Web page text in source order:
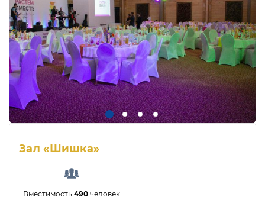
Зал «Шишка»
Вместимость 490человек